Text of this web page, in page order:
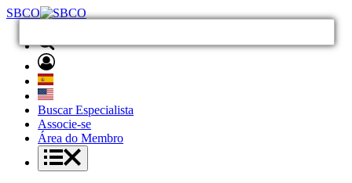
SBCO
Buscar Especialista
Associe-se
Área do Membro